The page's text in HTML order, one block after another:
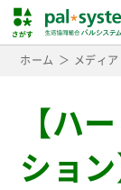
ホーム メディア
【ハ
ショ